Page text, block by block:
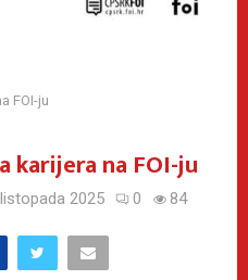
FOI-ju
karijera na FOI-ju
2025 0 84